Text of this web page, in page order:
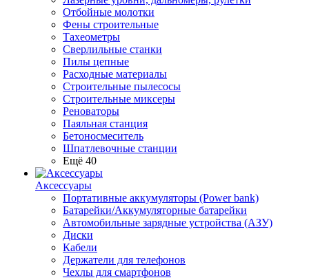
Отбойные молотки
Фены строительные
Тахеометры
Сверлильные станки
Пилы цепные
Расходные материалы
Строительные пылесосы
Строительные миксеры
Реноваторы
Паяльная станция
Бетоносмеситель
Шпатлевочные станции
Ещё 40
Аксессуары
Портативные аккумуляторы (Power bank)
Батарейки/Аккумуляторные батарейки
Автомобильные зарядные устройства (АЗУ)
Диски
Кабели
Держатели для телефонов
Чехлы для смартфонов